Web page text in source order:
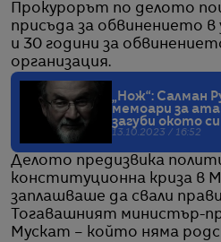
Прокурорът по делото
присъда за обвинението
и 30 години за
организация.
„Нож“: Салман
мемоари за
загуби окото си
13.10.2023 / 16:52
Делото предизвика
конституционна криза в
заплашваше да свали
Тогавашният министър-
Мускат – който няма